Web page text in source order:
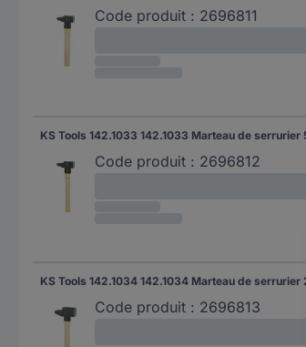
Code produit : 2696811
Code produit : 2696812
Code produit : 2696813